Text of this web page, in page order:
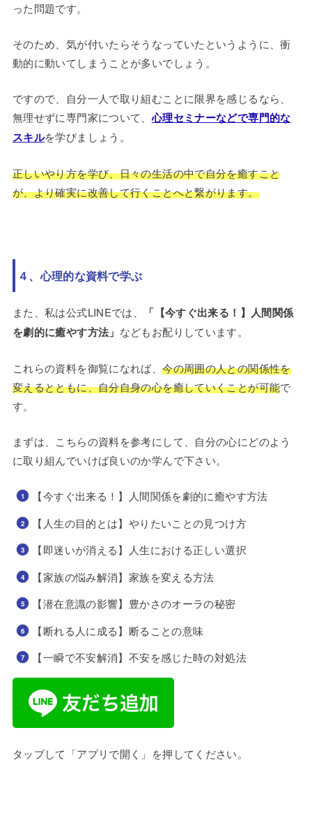
った問題です。
そのため、気が付いたらそうなっていたというように、衝
動的に動いてしまうことが多いでしょう。
ですので、自分一人で取り組むことに限界を感じるなら、
無理せずに専門家について、心理セミナーなどで専門的な
スキルを学びましょう。
正しいやり方を学び、日々の生活の中で自分を癒すこと
が、より確実に改善して行くことへと繋がります。
４、心理的な資料で学ぶ
また、私は公式LINEでは、
「【今すぐ出来る！】人間関係
を劇的に癒やす方法」 などもお配りしています。
これらの資料を御覧になれば、今の周囲の人との関係性を
変えるとともに、自分自身の心を癒していくことが可能で
す。
まずは、こちらの資料を参考にして、自分の心にどのよう
に取り組んでいけば良いのか学んで下さい。
【今すぐ出来る！】人間関係を劇的に癒やす方法
【人生の目的とは】やりたいことの見つけ方
【即迷いが消える】人生における正しい選択
【家族の悩み解消】家族を変える方法
【潜在意識の影響】豊かさのオーラの秘密
【断れる人に成る】断ることの意味
【一瞬で不安解消】不安を感じた時の対処法
タップして「アプリで開く」を押してください。